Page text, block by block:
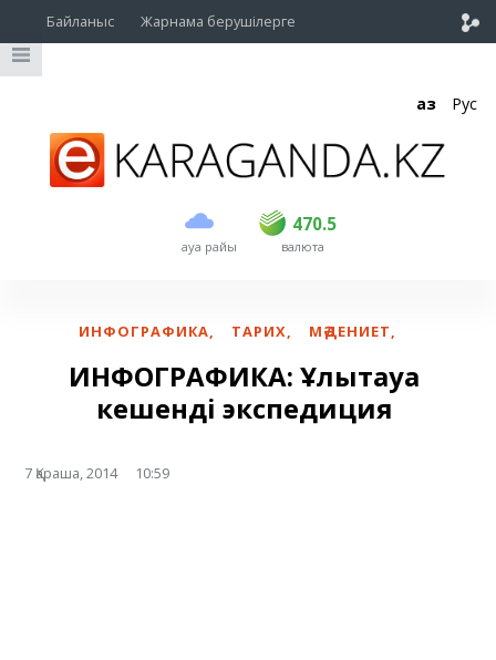
Байланыс Жарнама берушілерге
Қаз Рус
ауа райы
470.5
USD 469 470.5
EUR валюта
ИНФОГРАФИКА, ТАРИХ, МӘДЕНИЕТ,
ИНФОГРАФИКА: Ұлытауға
кешенді экспедиция
7 Қараша, 2014 10:59